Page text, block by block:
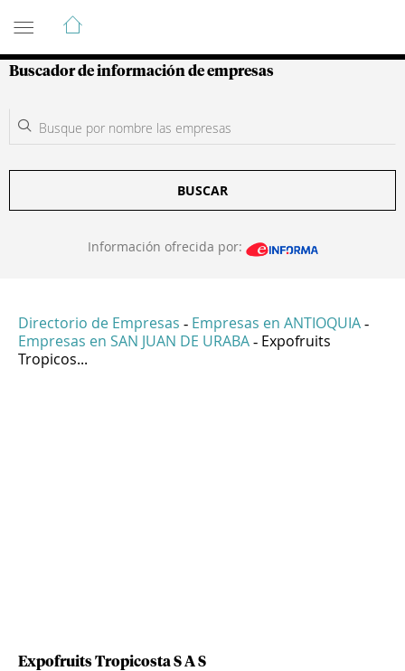
Guía de Empresas Colombianas
Buscador de información de empresas
BUSCAR
Información ofrecida por:
Directorio de Empresas - Empresas en ANTIOQUIA -
Empresas en SAN JUAN DE URABA - Expofruits
Tropicos...
Expofruits Tropicosta S A S